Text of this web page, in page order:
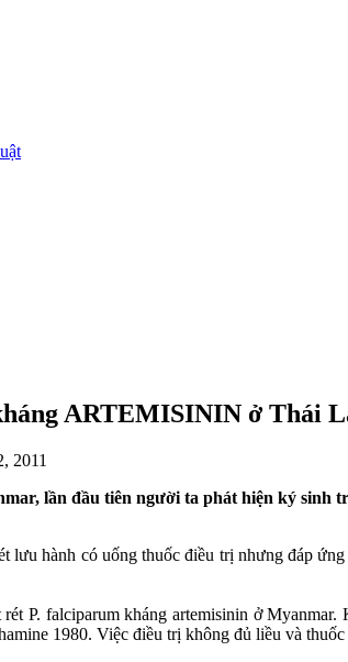
ARTEMISININ ở Thái
2011
lần đầu tiên người ta phát hiện ký
lưu hành có uống thuốc điều trị nhưng đáp
P. falciparum kháng artemisinin ở
1980. Việc điều trị không đủ liều và